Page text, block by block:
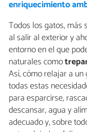
enriquecimiento
Todos los gatos,
al salir al exterior y
entorno en el que
naturales como
Así, cómo relajar a
todas estas
para esparcirse,
descansar, agua y
adecuado y, sobre